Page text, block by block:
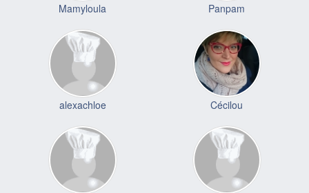
Mamyloula Panpam
alexachloe Cécilou